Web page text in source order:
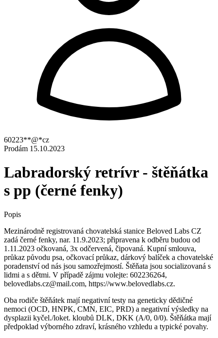
60223**@*cz
Prodám 15.10.2023
Labradorský retrívr - štěňátka
s pp (černé fenky)
Popis
Mezinárodně registrovaná chovatelská stanice Beloved Labs CZ
zadá černé fenky, nar. 11.9.2023; připravena k odběru budou od
1.11.2023 očkovaná, 3x odčervená, čipovaná. Kupní smlouva,
průkaz původu psa, očkovací průkaz, dárkový balíček a chovatelské
poradenství od nás jsou samozřejmostí. Štěňata jsou socializovaná s
lidmi a s dětmi. V případě zájmu volejte: 602236264,
belovedlabs.cz@mail.com, https://www.belovedlabs.cz.
Oba rodiče štěňátek mají negativní testy na geneticky dědičné
nemoci (OCD, HNPK, CMN, EIC, PRD) a negativní výsledky na
dysplazii kyčel./loket. kloubů DLK, DKK (A/0, 0/0). Štěňátka mají
předpoklad výborného zdraví, krásného vzhledu a typické povahy.